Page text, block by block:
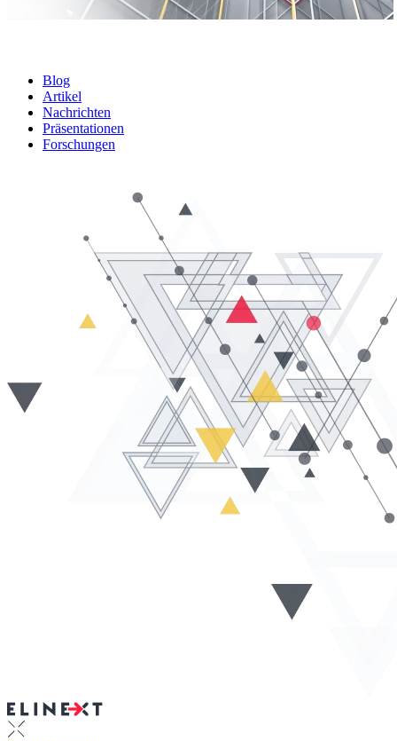
Blog
Artikel
Nachrichten
Präsentationen
Forschungen